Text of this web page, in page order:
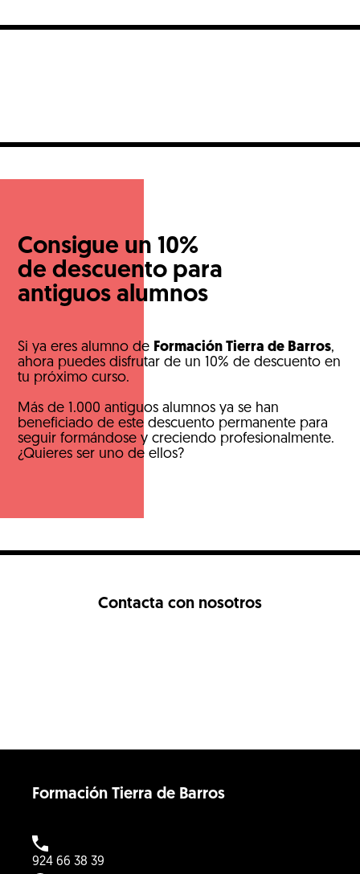
Consigue un 10%
de descuento para
antiguos alumnos
Si ya eres alumno de Formación Tierra de Barros,
ahora puedes disfrutar de un 10% de descuento en
tu próximo curso.
Más de 1.000 antiguos alumnos ya se han
beneficiado de este descuento permanente para
seguir formándose y creciendo profesionalmente.
¿Quieres ser uno de ellos?
Contacta con nosotros
Formación Tierra de Barros
924 66 38 39